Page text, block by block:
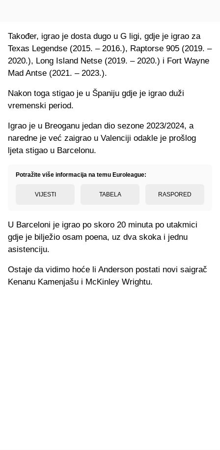
Također, igrao je dosta dugo u G ligi, gdje je igrao za
Texas Legendse (2015. – 2016.), Raptorse 905 (2019. –
2020.), Long Island Netse (2019. – 2020.) i Fort Wayne
Mad Antse (2021. – 2023.).
Nakon toga stigao je u Španiju gdje je igrao duži
vremenski period.
Igrao je u Breoganu jedan dio sezone 2023/2024, a
naredne je već zaigrao u Valenciji odakle je prošlog
ljeta stigao u Barcelonu.
Potražite više informacija na temu Euroleague:
VIJESTI TABELA RASPORED
U Barceloni je igrao po skoro 20 minuta po utakmici
gdje je bilježio osam poena, uz dva skoka i jednu
asistenciju.
Ostaje da vidimo hoće li Anderson postati novi saigrač
Kenanu Kamenjašu i McKinley Wrightu.